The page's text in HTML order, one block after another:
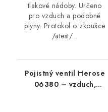
tlakové nádoby. Určeno
pro vzduch a podobné
plyny. Protokol o zkoušce
/atest/...
Pojistný ventil Herose
06380 – vzduch,